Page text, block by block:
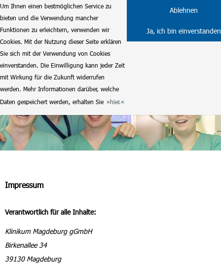
Um Ihnen einen bestmöglichen Service zu
bieten und die Verwendung mancher
Funktionen zu erleichtern, verwenden wir
Cookies. Mit der Nutzung dieser Seite erklären
Sie sich mit der Verwendung von Cookies
einverstanden. Die Einwilligung kann jeder Zeit
mit Wirkung für die Zukunft widerrufen
werden. Mehr Informationen darüber, welche
Daten gespeichert werden, erhalten Sie
hier.
Ablehnen
Ja, ich bin einverstanden
Impressum
Verantwortlich für alle Inhalte:
Klinikum Magdeburg gGmbH
Birkenallee 34
39130 Magdeburg